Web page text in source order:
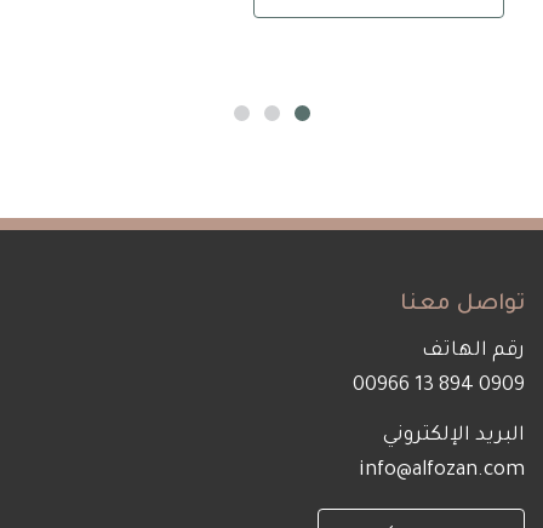
تواصل معنا
رقم الهاتف
0909 894 13 00966
البريد الإلكتروني
info@alfozan.com